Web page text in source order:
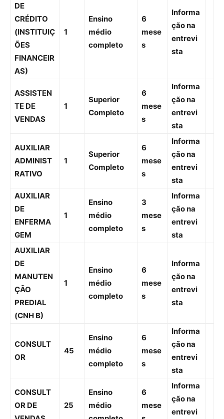
DE
CRÉDITO
(INSTITUIÇ
ÕES
FINANCEIR
AS)
1
Ensino
médio
completo
6
mese
s
Informa
ção na
entrevi
sta
ASSISTEN
TE DE
VENDAS
1
Superior
Completo
6
mese
s
Informa
ção na
entrevi
sta
AUXILIAR
ADMINIST
RATIVO
1
Superior
Completo
6
mese
s
Informa
ção na
entrevi
sta
AUXILIAR
DE
ENFERMA
GEM
1
Ensino
médio
completo
3
mese
s
Informa
ção na
entrevi
sta
AUXILIAR
DE
MANUTEN
ÇÃO
PREDIAL
(CNH B)
1
Ensino
médio
completo
6
mese
s
Informa
ção na
entrevi
sta
CONSULT
OR
45
Ensino
médio
completo
6
mese
s
Informa
ção na
entrevi
sta
CONSULT
OR DE
25
Ensino
médio
6
mese
Informa
ção na
entrevi